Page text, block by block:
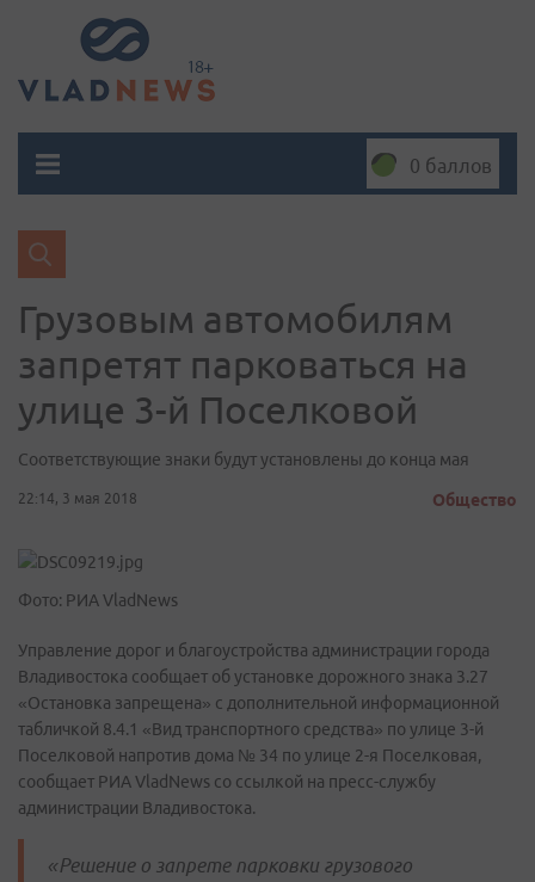
0 баллов
Грузовым автомобилям
запретят парковаться на
улице 3-й Поселковой
Соответствующие знаки будут установлены до конца мая
22:14, 3 мая 2018 Общество
Фото: РИА VladNews
Управление дорог и благоустройства администрации города
Владивостока сообщает об установке дорожного знака 3.27
«Остановка запрещена» с дополнительной информационной
табличкой 8.4.1 «Вид транспортного средства» по улице 3-й
Поселковой напротив дома № 34 по улице 2-я Поселковая,
сообщает РИА VladNews со ссылкой на пресс-службу
администрации Владивостока.
«Решение о запрете парковки грузового